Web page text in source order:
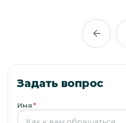
Задать вопрос
Имя*